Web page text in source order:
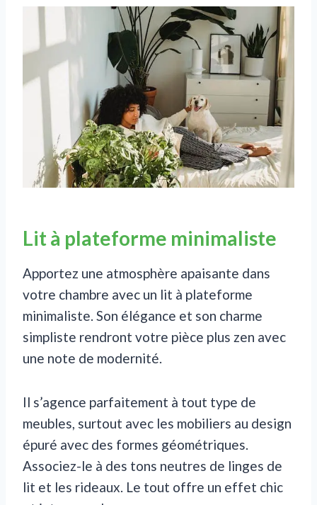
Lit à plateforme minimaliste
Apportez une atmosphère apaisante dans
votre chambre avec un lit à plateforme
minimaliste. Son élégance et son charme
simpliste rendront votre pièce plus zen avec
une note de modernité.
Il s’agence parfaitement à tout type de
meubles, surtout avec les mobiliers au design
épuré avec des formes géométriques.
Associez-le à des tons neutres de linges de
lit et les rideaux. Le tout offre un effet chic